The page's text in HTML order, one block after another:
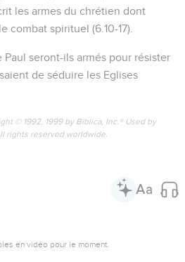
les armes du chrétien dont
combat spirituel (6.10-17).
seront-ils armés pour résister
de séduire les Eglises
© 1992, 1999 by Biblica, Inc.® Used by
rights reserved worldwide.
en vidéo pour le moment.